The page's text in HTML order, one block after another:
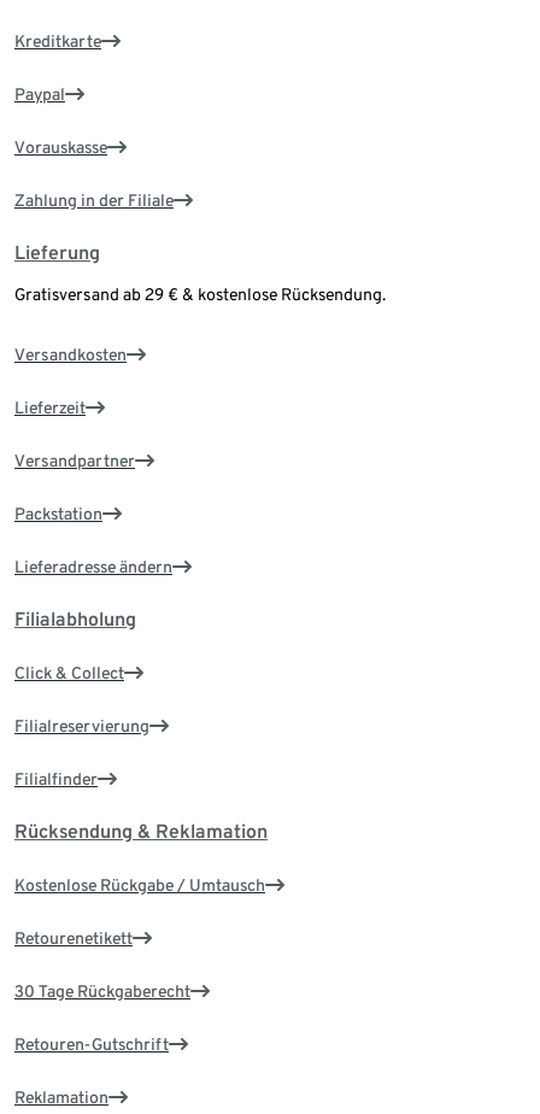
Kreditkarte
Paypal
Vorauskasse
Zahlung in der Filiale
Lieferung
Gratisversand ab 29 € & kostenlose Rücksendung.
Versandkosten
Lieferzeit
Versandpartner
Packstation
Lieferadresse ändern
Filialabholung
Click & Collect
Filialreservierung
Filialfinder
Rücksendung & Reklamation
Kostenlose Rückgabe / Umtausch
Retourenetikett
30 Tage Rückgaberecht
Retouren-Gutschrift
Reklamation